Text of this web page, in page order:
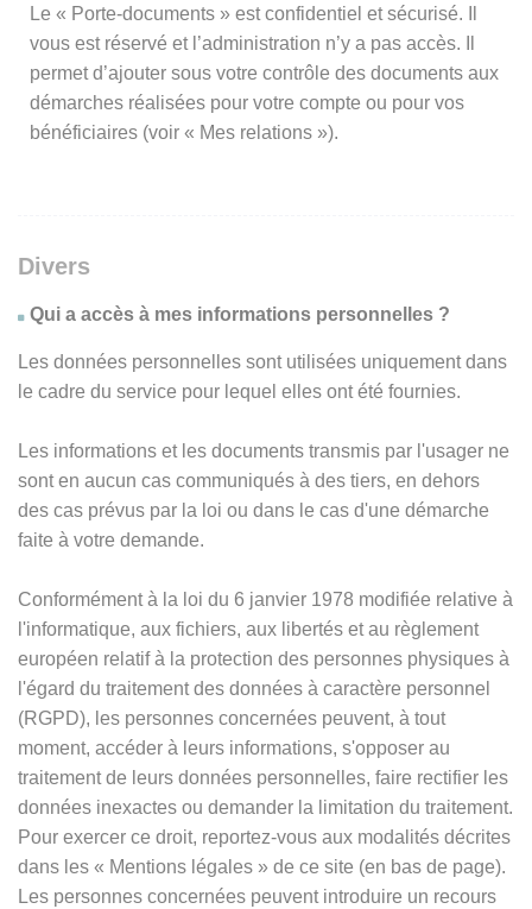
Le « Porte-documents » est confidentiel et sécurisé. Il
vous est réservé et l’administration n’y a pas accès. Il
permet d’ajouter sous votre contrôle des documents aux
démarches réalisées pour votre compte ou pour vos
bénéficiaires (voir « Mes relations »).
Divers
Qui a accès à mes informations personnelles ?
Les données personnelles sont utilisées uniquement dans
le cadre du service pour lequel elles ont été fournies.
Les informations et les documents transmis par l'usager ne
sont en aucun cas communiqués à des tiers, en dehors
des cas prévus par la loi ou dans le cas d'une démarche
faite à votre demande.
Conformément à la loi du 6 janvier 1978 modifiée relative à
l'informatique, aux fichiers, aux libertés et au règlement
européen relatif à la protection des personnes physiques à
l'égard du traitement des données à caractère personnel
(RGPD), les personnes concernées peuvent, à tout
moment, accéder à leurs informations, s'opposer au
traitement de leurs données personnelles, faire rectifier les
données inexactes ou demander la limitation du traitement.
Pour exercer ce droit, reportez-vous aux modalités décrites
dans les « Mentions légales » de ce site (en bas de page).
Les personnes concernées peuvent introduire un recours